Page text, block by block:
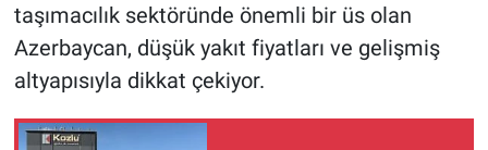
taşımacılık sektöründe önemli bir üs olan
Azerbaycan, düşük yakıt fiyatları ve gelişmiş
altyapısıyla dikkat çekiyor.